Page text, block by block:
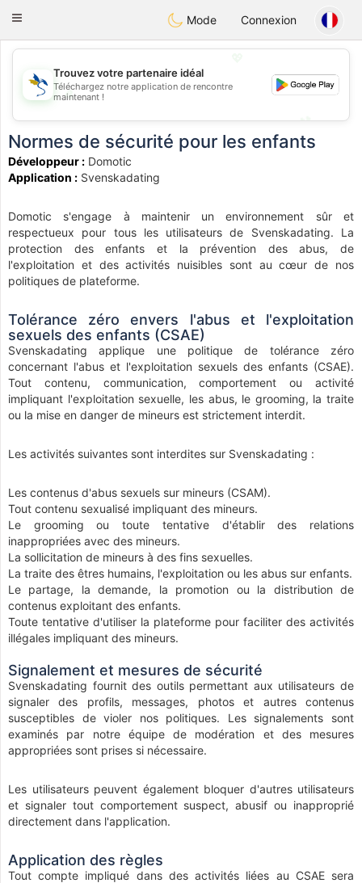
SvenskaDating
Toggle
Mode Connexion
💖
💕
💕
Trouvez votre partenaire idéal
Téléchargez notre application de rencontre
maintenant !
Normes de sécurité pour les enfants
Développeur : Domotic
Application : Svenskadating
Domotic s'engage à maintenir un environnement sûr et
respectueux pour tous les utilisateurs de Svenskadating. La
protection des enfants et la prévention des abus, de
l'exploitation et des activités nuisibles sont au cœur de nos
politiques de plateforme.
Tolérance zéro envers l'abus et l'exploitation
sexuels des enfants (CSAE)
Svenskadating applique une politique de tolérance zéro
concernant l'abus et l'exploitation sexuels des enfants (CSAE).
Tout contenu, communication, comportement ou activité
impliquant l'exploitation sexuelle, les abus, le grooming, la traite
ou la mise en danger de mineurs est strictement interdit.
Les activités suivantes sont interdites sur Svenskadating :
Les contenus d'abus sexuels sur mineurs (CSAM).
Tout contenu sexualisé impliquant des mineurs.
Le grooming ou toute tentative d'établir des relations
inappropriées avec des mineurs.
La sollicitation de mineurs à des fins sexuelles.
La traite des êtres humains, l'exploitation ou les abus sur enfants.
Le partage, la demande, la promotion ou la distribution de
contenus exploitant des enfants.
Toute tentative d'utiliser la plateforme pour faciliter des activités
illégales impliquant des mineurs.
Signalement et mesures de sécurité
Svenskadating fournit des outils permettant aux utilisateurs de
signaler des profils, messages, photos et autres contenus
susceptibles de violer nos politiques. Les signalements sont
examinés par notre équipe de modération et des mesures
appropriées sont prises si nécessaire.
Les utilisateurs peuvent également bloquer d'autres utilisateurs
et signaler tout comportement suspect, abusif ou inapproprié
directement dans l'application.
Application des règles
Tout compte impliqué dans des activités liées au CSAE sera